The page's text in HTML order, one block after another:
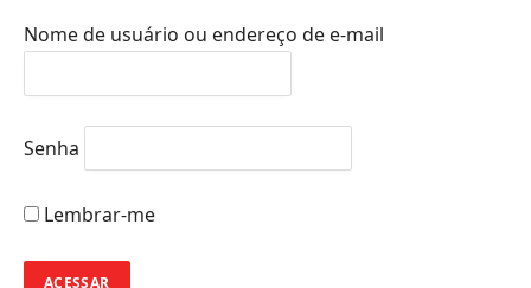
Nome de usuário ou endereço de e-mail
Senha
Lembrar-me